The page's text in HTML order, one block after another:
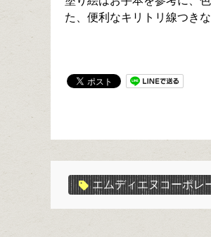
た、便利なキリトリ線つき
エムディエヌコーポレ